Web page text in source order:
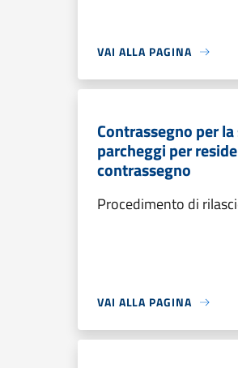
VAI ALLA PAGINA
Contrassegno per
parcheggi per
contrassegno
Procedimento di
VAI ALLA PAGINA